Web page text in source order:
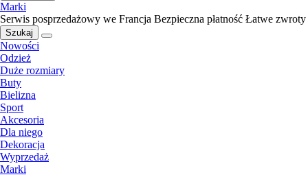
Marki
Serwis posprzedażowy we Francja Bezpieczna płatność Łatwe zwroty
Szukaj
Nowości
Odzież
Duże rozmiary
Buty
Bielizna
Sport
Akcesoria
Dla niego
Dekoracja
Wyprzedaż
Marki